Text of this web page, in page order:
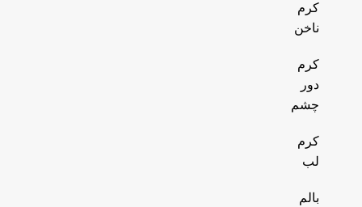
کرم
ناخن
کرم
دور
چشم
کرم
لب
بالم